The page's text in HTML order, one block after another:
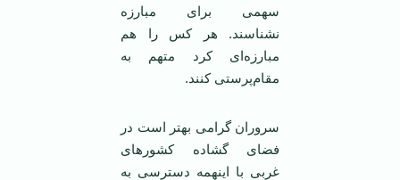
سهمی برای مبارزه
نشناسند. هر کس را هم
مبارزه‌ای کرد متهم به
مقام‌پرستی کنند.
سروران گرامی بهتر است در
فضای گشاده کشورهای
غربی با اینهمه دسترسی به